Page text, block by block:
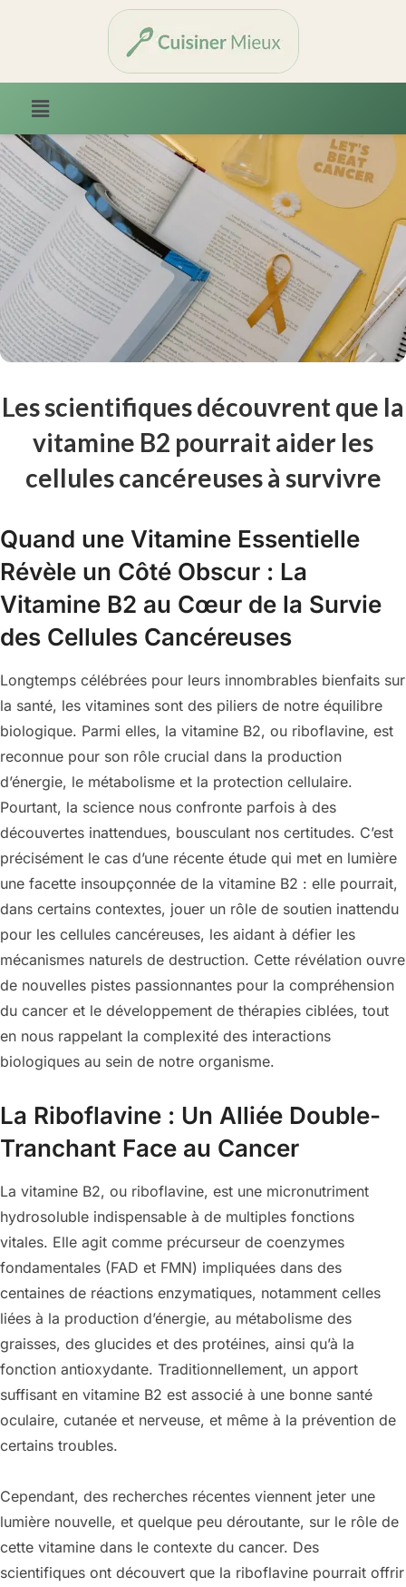
Les scientifiques découvrent que la
vitamine B2 pourrait aider les
cellules cancéreuses à survivre
Quand une Vitamine Essentielle
Révèle un Côté Obscur : La
Vitamine B2 au Cœur de la Survie
des Cellules Cancéreuses
Longtemps célébrées pour leurs innombrables bienfaits sur
la santé, les vitamines sont des piliers de notre équilibre
biologique. Parmi elles, la vitamine B2, ou riboflavine, est
reconnue pour son rôle crucial dans la production
d’énergie, le métabolisme et la protection cellulaire.
Pourtant, la science nous confronte parfois à des
découvertes inattendues, bousculant nos certitudes. C’est
précisément le cas d’une récente étude qui met en lumière
une facette insoupçonnée de la vitamine B2 : elle pourrait,
dans certains contextes, jouer un rôle de soutien inattendu
pour les cellules cancéreuses, les aidant à défier les
mécanismes naturels de destruction. Cette révélation ouvre
de nouvelles pistes passionnantes pour la compréhension
du cancer et le développement de thérapies ciblées, tout
en nous rappelant la complexité des interactions
biologiques au sein de notre organisme.
La Riboflavine : Un Alliée Double-
Tranchant Face au Cancer
La vitamine B2, ou riboflavine, est une micronutriment
hydrosoluble indispensable à de multiples fonctions
vitales. Elle agit comme précurseur de coenzymes
fondamentales (FAD et FMN) impliquées dans des
centaines de réactions enzymatiques, notamment celles
liées à la production d’énergie, au métabolisme des
graisses, des glucides et des protéines, ainsi qu’à la
fonction antioxydante. Traditionnellement, un apport
suffisant en vitamine B2 est associé à une bonne santé
oculaire, cutanée et nerveuse, et même à la prévention de
certains troubles.
Cependant, des recherches récentes viennent jeter une
lumière nouvelle, et quelque peu déroutante, sur le rôle de
cette vitamine dans le contexte du cancer. Des
scientifiques ont découvert que la riboflavine pourrait offrir